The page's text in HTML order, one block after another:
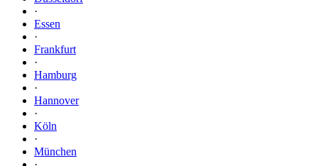
·
Essen
·
Frankfurt
·
Hamburg
·
Hannover
·
Köln
·
München